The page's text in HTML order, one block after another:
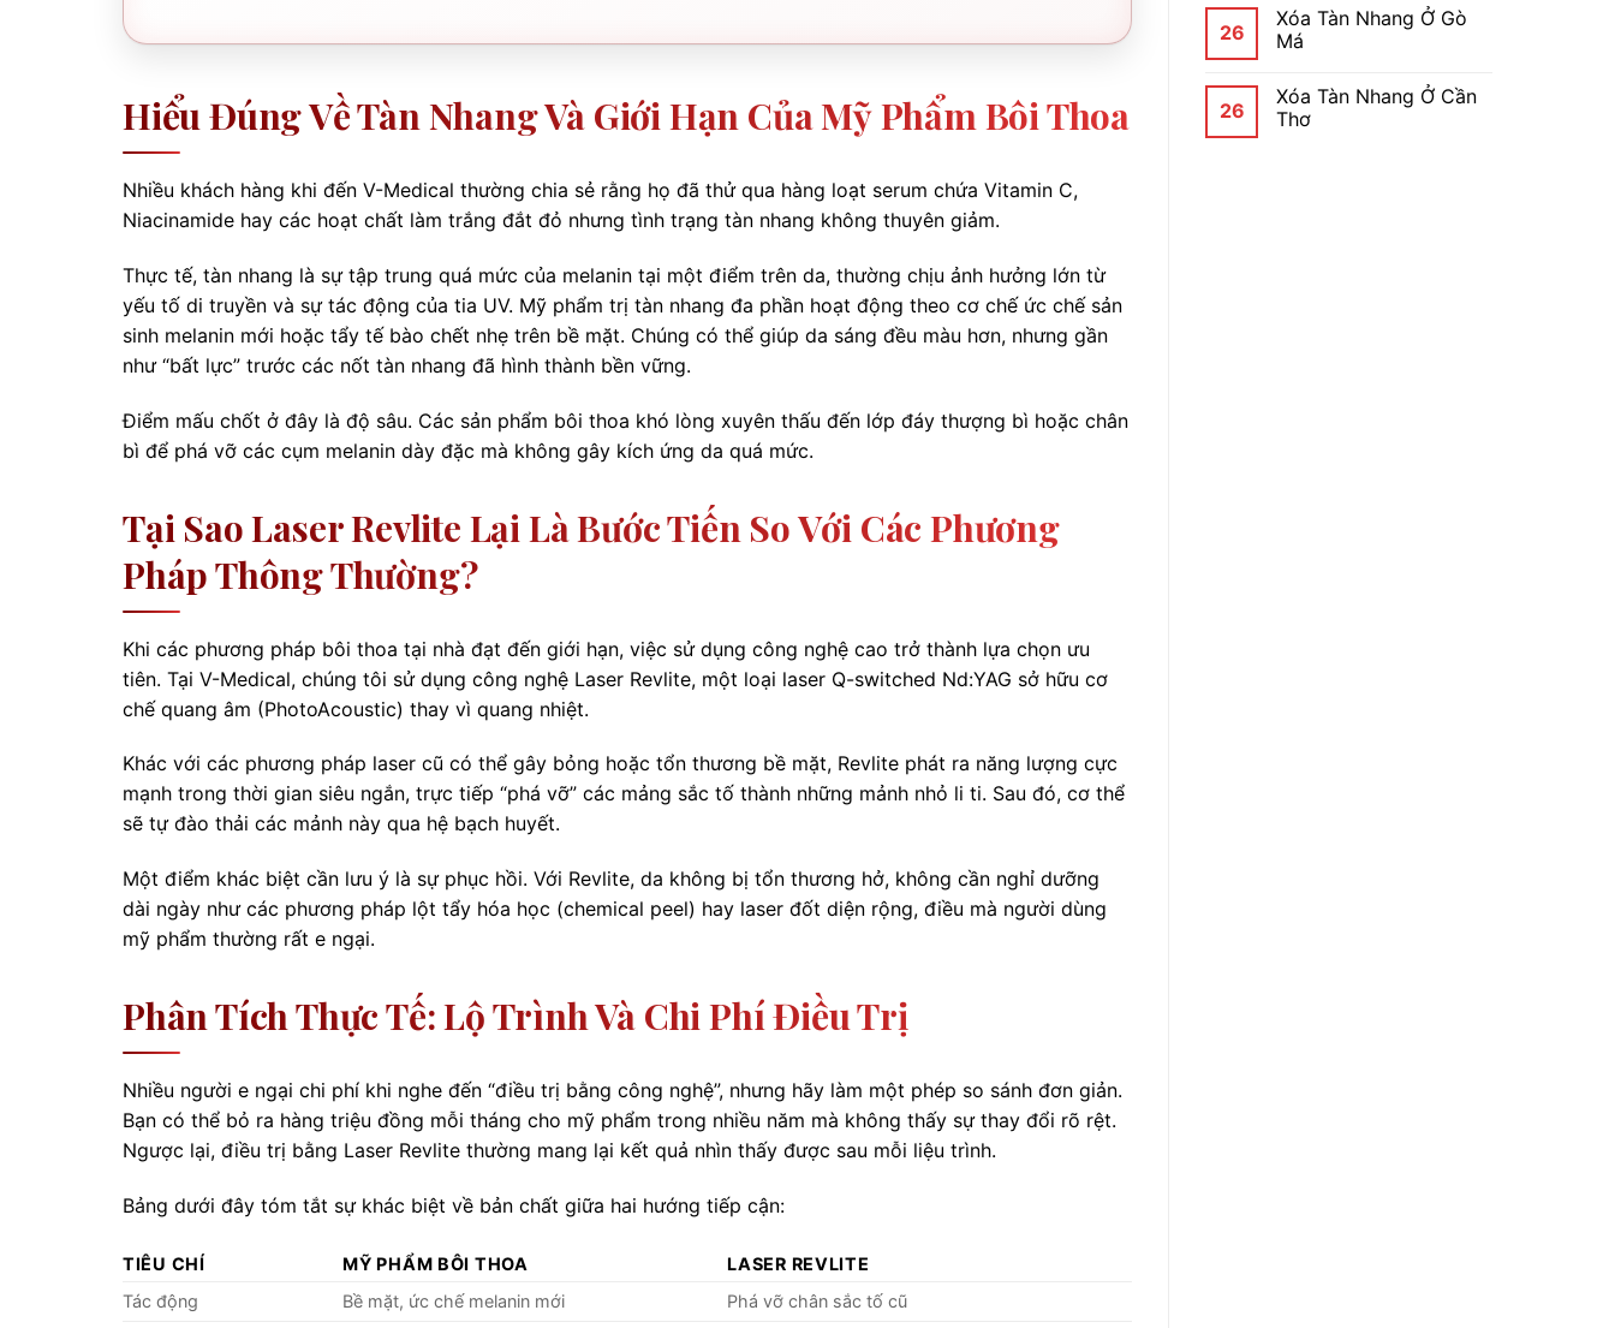
Hiểu Đúng Về Tàn Nhang Và Giới Hạn Của Mỹ Phẩm Bôi Thoa
Nhiều khách hàng khi đến V-Medical thường chia sẻ rằng họ đã thử qua hàng loạt serum chứa Vitamin C,
Niacinamide hay các hoạt chất làm trắng đắt đỏ nhưng tình trạng tàn nhang không thuyên giảm.
Thực tế, tàn nhang là sự tập trung quá mức của melanin tại một điểm trên da, thường chịu ảnh hưởng lớn từ
yếu tố di truyền và sự tác động của tia UV. Mỹ phẩm trị tàn nhang đa phần hoạt động theo cơ chế ức chế sản
sinh melanin mới hoặc tẩy tế bào chết nhẹ trên bề mặt. Chúng có thể giúp da sáng đều màu hơn, nhưng gần
như “bất lực” trước các nốt tàn nhang đã hình thành bền vững.
Điểm mấu chốt ở đây là độ sâu. Các sản phẩm bôi thoa khó lòng xuyên thấu đến lớp đáy thượng bì hoặc chân
bì để phá vỡ các cụm melanin dày đặc mà không gây kích ứng da quá mức.
Tại Sao Laser Revlite Lại Là Bước Tiến So Với Các Phương
Pháp Thông Thường?
Khi các phương pháp bôi thoa tại nhà đạt đến giới hạn, việc sử dụng công nghệ cao trở thành lựa chọn ưu
tiên. Tại V-Medical, chúng tôi sử dụng công nghệ Laser Revlite, một loại laser Q-switched Nd:YAG sở hữu cơ
chế quang âm (PhotoAcoustic) thay vì quang nhiệt.
Khác với các phương pháp laser cũ có thể gây bỏng hoặc tổn thương bề mặt, Revlite phát ra năng lượng cực
mạnh trong thời gian siêu ngắn, trực tiếp “phá vỡ” các mảng sắc tố thành những mảnh nhỏ li ti. Sau đó, cơ thể
sẽ tự đào thải các mảnh này qua hệ bạch huyết.
Một điểm khác biệt cần lưu ý là sự phục hồi. Với Revlite, da không bị tổn thương hở, không cần nghỉ dưỡng
dài ngày như các phương pháp lột tẩy hóa học (chemical peel) hay laser đốt diện rộng, điều mà người dùng
mỹ phẩm thường rất e ngại.
Phân Tích Thực Tế: Lộ Trình Và Chi Phí Điều Trị
Nhiều người e ngại chi phí khi nghe đến “điều trị bằng công nghệ”, nhưng hãy làm một phép so sánh đơn giản.
Bạn có thể bỏ ra hàng triệu đồng mỗi tháng cho mỹ phẩm trong nhiều năm mà không thấy sự thay đổi rõ rệt.
Ngược lại, điều trị bằng Laser Revlite thường mang lại kết quả nhìn thấy được sau mỗi liệu trình.
Bảng dưới đây tóm tắt sự khác biệt về bản chất giữa hai hướng tiếp cận:
TIÊU CHÍ MỸ PHẨM BÔI THOA
LASER REVLITE
Tác động
Bề mặt, ức chế melanin mới
Phá vỡ chân sắc tố cũ
26
Xóa Tàn Nhang Ở Gò
Má
26
Xóa Tàn Nhang Ở Cần
Thơ